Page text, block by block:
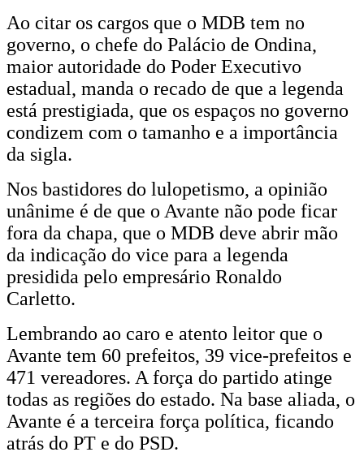
Ao citar os cargos que o MDB tem no
governo, o chefe do Palácio de Ondina,
maior autoridade do Poder Executivo
estadual, manda o recado de que a legenda
está prestigiada, que os espaços no governo
condizem com o tamanho e a importância
da sigla.
Nos bastidores do lulopetismo, a opinião
unânime é de que o Avante não pode ficar
fora da chapa, que o MDB deve abrir mão
da indicação do vice para a legenda
presidida pelo empresário Ronaldo
Carletto.
Lembrando ao caro e atento leitor que o
Avante tem 60 prefeitos, 39 vice-prefeitos e
471 vereadores. A força do partido atinge
todas as regiões do estado. Na base aliada, o
Avante é a terceira força política, ficando
atrás do PT e do PSD.